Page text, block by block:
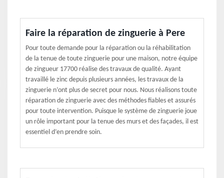
Faire la réparation de zinguerie à Pere
Pour toute demande pour la réparation ou la réhabilitation
de la tenue de toute zinguerie pour une maison, notre équipe
de zingueur 17700 réalise des travaux de qualité. Ayant
travaillé le zinc depuis plusieurs années, les travaux de la
zinguerie n’ont plus de secret pour nous. Nous réalisons toute
réparation de zinguerie avec des méthodes fiables et assurés
pour toute intervention. Puisque le système de zinguerie joue
un rôle important pour la tenue des murs et des façades, il est
essentiel d’en prendre soin.